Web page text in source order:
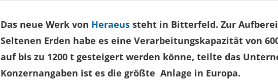
Das neue Werk von Heraeus steht in Bitterfeld. Zur
Seltenen Erden habe es eine Verarbeitungskapazität von
auf bis zu 1200 t gesteigert werden könne, teilte das
Konzernangaben ist es die größte Anlage in Europa.